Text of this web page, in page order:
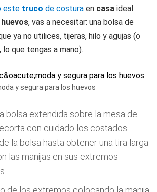
este truco de costura en casa ideal
huevos, vas a necesitar: una bolsa de
ya no utilices, tijeras, hilo y agujas (o
lo que tengas a mano).
y segura para los huevos
bolsa extendida sobre la mesa de
con cuidado los costados
la bolsa hasta obtener una tira larga
las manijas en sus extremos